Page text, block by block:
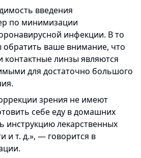
введения
по минимизации
инфекции. В то
ваше внимание, что
контактные линзы являются
для достаточно большого
зрения не имеют
себе еду в домашних
инструкцию лекарственных
и т. д.», — говорится в